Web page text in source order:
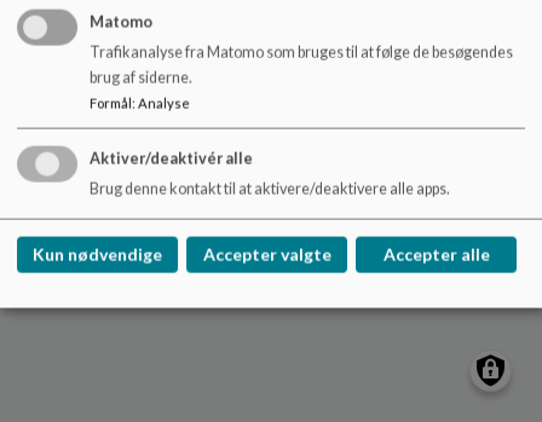
Tlf. 63751900
EAN NR. 5798006606740
Sitemap
Cookie politik
Matomo
Trafikanalyse fra Matomo som bruges til at følge de besøgendes
brug af siderne.
Formål: Analyse
Aktiver/deaktivér alle
Brug denne kontakt til at aktivere/deaktivere alle apps.
Kun nødvendige Accepter valgte Accepter alle